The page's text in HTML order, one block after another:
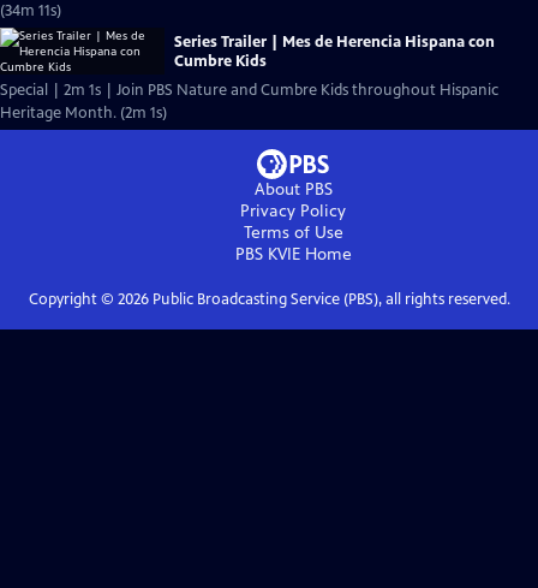
(34m 11s)
Series Trailer | Mes de Herencia Hispana con
Cumbre Kids
Special | 2m 1s | Join PBS Nature and Cumbre Kids throughout Hispanic
Heritage Month. (2m 1s)
About PBS
Privacy Policy
Terms of Use
PBS KVIEHome
Copyright © 2026Public Broadcasting Service (PBS), all rights reserved.